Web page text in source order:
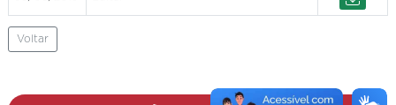
Voltar